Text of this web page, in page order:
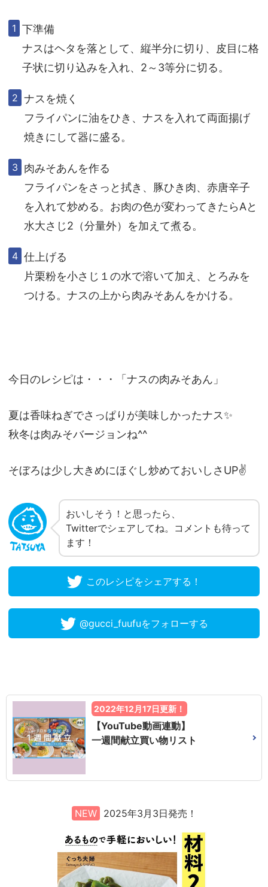
下準備
ナスはヘタを落として、縦半分に切り、皮目に格
子状に切り込みを入れ、2～3等分に切る。
ナスを焼く
フライパンに油をひき、ナスを入れて両面揚げ
焼きにして器に盛る。
肉みそあんを作る
フライパンをさっと拭き、豚ひき肉、赤唐辛子
を入れて炒める。お肉の色が変わってきたらAと
水大さじ2（分量外）を加えて煮る。
仕上げる
片栗粉を小さじ１の水で溶いて加え、とろみを
つける。ナスの上から肉みそあんをかける。
今日のレシピは・・・「ナスの肉みそあん」
夏は香味ねぎでさっぱりが美味しかったナス✨
秋冬は肉みそバージョンね^^
そぼろは少し大きめにほぐし炒めておいしさUP✌
おいしそう！と思ったら、
Twitterでシェアしてね。コメントも待って
ます！
このレシピをシェアする！
@gucci_fuufuをフォローする
2022年12月17日更新！
【YouTube動画連動】
一週間献立買い物リスト
NEW 2025年3月3日発売！